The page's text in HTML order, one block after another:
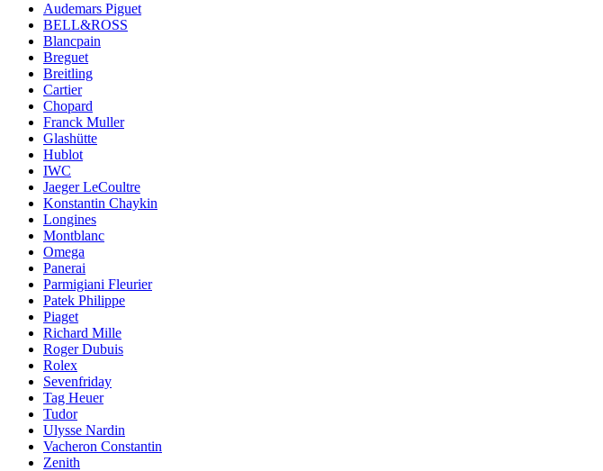
Audemars Piguet
BELL&ROSS
Blancpain
Breguet
Breitling
Cartier
Chopard
Franck Muller
Glashütte
Hublot
IWC
Jaeger LeCoultre
Konstantin Chaykin
Longines
Montblanc
Omega
Panerai
Parmigiani Fleurier
Patek Philippe
Piaget
Richard Mille
Roger Dubuis
Rolex
Sevenfriday
Tag Heuer
Tudor
Ulysse Nardin
Vacheron Constantin
Zenith